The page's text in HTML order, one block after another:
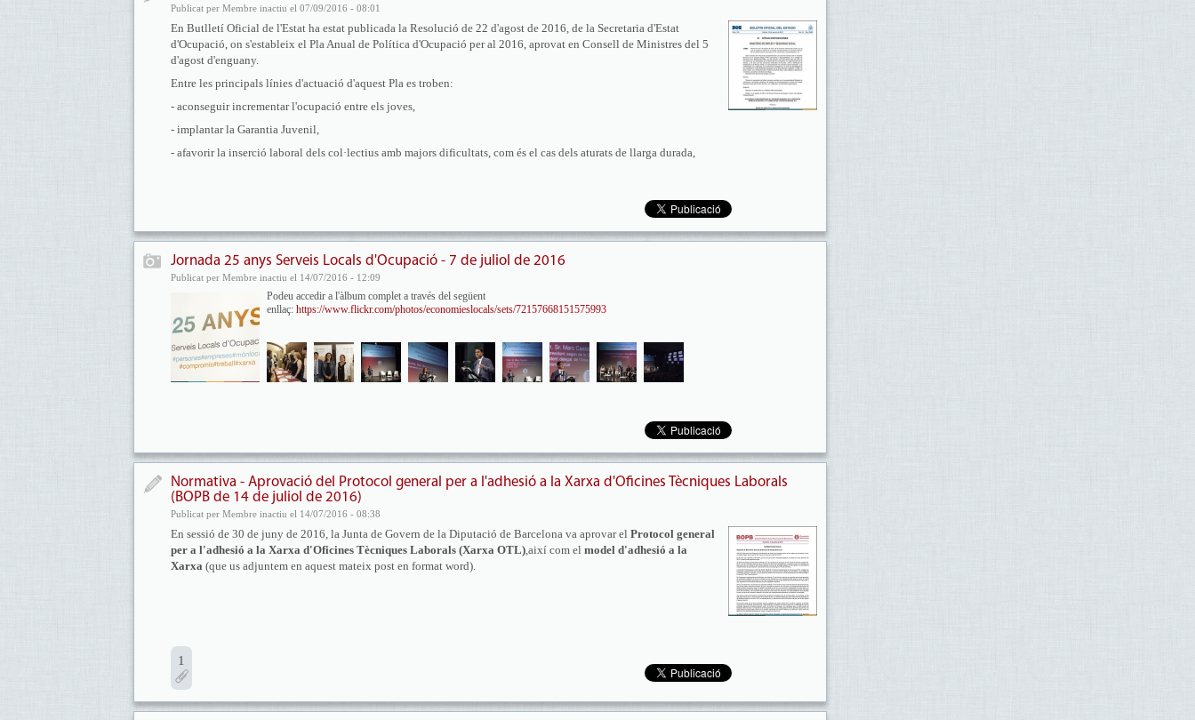
Publicat per Membre inactiu el 07/09/2016 - 08:01
En Butlletí Oficial de l'Estat ha estat publicada la Resolució de 22 d'agost de 2016, de la Secretaria d'Estat
d'Ocupació, on s'estableix el Pla Anual de Política d'Ocupació per al 2016, aprovat en Consell de Ministres del 5
d'agost d'enguany.
Entre les principals línies d'actuació d'aquest Pla es troben:
- aconseguir incrementar l'ocupació entre els joves,
- implantar la Garantia Juvenil,
- afavorir la inserció laboral dels col·lectius amb majors dificultats, com és el cas dels aturats de llarga durada,
Jornada 25 anys Serveis Locals d'Ocupació - 7 de juliol de 2016
Publicat per Membre inactiu el 14/07/2016 - 12:09
Podeu accedir a l'àlbum complet a través del següent
enllaç: https://www.flickr.com/photos/economieslocals/sets/72157668151575993
Normativa - Aprovació del Protocol general per a l'adhesió a la Xarxa d'Oficines Tècniques Laborals
(BOPB de 14 de juliol de 2016)
Publicat per Membre inactiu el 14/07/2016 - 08:38
En sessió de 30 de juny de 2016, la Junta de Govern de la Diputació de Barcelona va aprovar el Protocol general
per a l'adhesió a la Xarxa d'Oficines Tècniques Laborals (Xarxa OTL),així com el model d'adhesió a la
Xarxa (que us adjuntem en aquest mateix post en format word).
1